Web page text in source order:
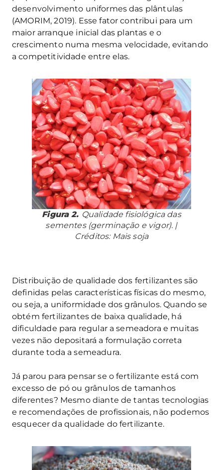
desenvolvimento uniformes das plântulas
(AMORIM, 2019). Esse fator contribui para um
maior arranque inicial das plantas e o
crescimento numa mesma velocidade, evitando
a competitividade entre elas.
Figura 2. Qualidade fisiológica das
sementes (germinação e vigor). |
Créditos: Mais soja
Distribuição de qualidade dos fertilizantes são
definidas pelas características físicas do mesmo,
ou seja, a uniformidade dos grânulos. Quando se
obtém fertilizantes de baixa qualidade, há
dificuldade para regular a semeadora e muitas
vezes não depositará a formulação correta
durante toda a semeadura.
Já parou para pensar se o fertilizante está com
excesso de pó ou grânulos de tamanhos
diferentes? Mesmo diante de tantas tecnologias
e recomendações de profissionais, não podemos
esquecer da qualidade do fertilizante.